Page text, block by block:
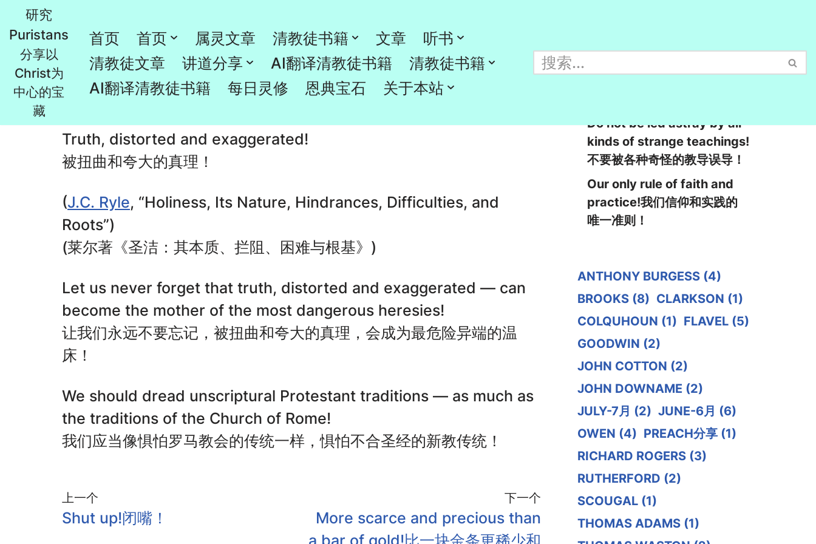
跳
至
正
文
研究
Puristans
分享以
Christ为
中心的宝
藏
首页 首页 属灵文章 清教徒书籍 文章
听书
清教徒文章
讲道分享 AI翻译清教徒书籍
清教徒书籍
AI翻译清教徒书籍
每日灵修 恩典宝石 关于本站
Truth, distorted and exaggerated!被扭曲和夸大的真理！
由 Rao 2024年10月29日 清教徒书籍
Truth, distorted and exaggerated!
被扭曲和夸大的真理！
(J.C. Ryle, “Holiness, Its Nature, Hindrances, Difficulties, and
Roots”)
(莱尔著《圣洁：其本质、拦阻、困难与根基》)
Let us never forget that truth, distorted and exaggerated — can
become the mother of the most dangerous heresies!
让我们永远不要忘记，被扭曲和夸大的真理，会成为最危险异端的温
床！
We should dread unscriptural Protestant traditions — as much as
the traditions of the Church of Rome!
我们应当像惧怕罗马教会的传统一样，惧怕不合圣经的新教传统！
上一个
Shut up!闭嘴！
下一个
More scarce and precious than
a bar of gold!比一块金条更稀少和
Do not be led astray by all
kinds of strange teachings!
不要被各种奇怪的教导误导！
Our only rule of faith and
practice!我们信仰和实践的
唯一准则！
ANTHONY BURGESS (4)
BROOKS (8) CLARKSON (1)
COLQUHOUN (1) FLAVEL (5)
GOODWIN (2)
JOHN COTTON (2)
JOHN DOWNAME (2)
JULY-7月 (2) JUNE-6月 (6)
OWEN (4) PREACH分享 (1)
RICHARD ROGERS (3)
RUTHERFORD (2)
SCOUGAL (1)
THOMAS ADAMS (1)